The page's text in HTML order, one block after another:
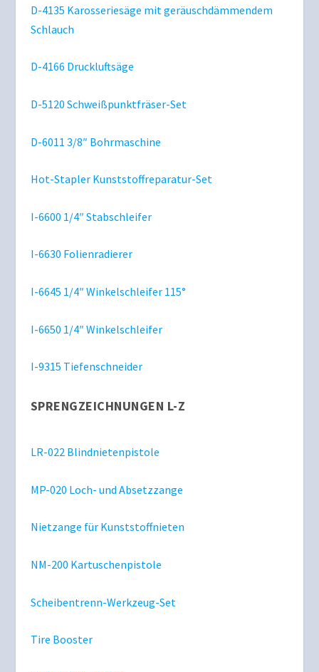
D-4135 Karosseriesäge mit geräuschdämmendem
Schlauch
D-4166 Druckluftsäge
D-5120 Schweißpunktfräser-Set
D-6011 3/8″ Bohrmaschine
Hot-Stapler Kunststoffreparatur-Set
I-6600 1/4″ Stabschleifer
I-6630 Folienradierer
I-6645 1/4″ Winkelschleifer 115°
I-6650 1/4″ Winkelschleifer
I-9315 Tiefenschneider
SPRENGZEICHNUNGEN L-Z
LR-022 Blindnietenpistole
MP-020 Loch- und Absetzzange
Nietzange für Kunststoffnieten
NM-200 Kartuschenpistole
Scheibentrenn-Werkzeug-Set
Tire Booster